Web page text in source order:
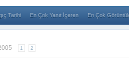
Tarihi En Çok Yanıt İçeren En Çok
1 2